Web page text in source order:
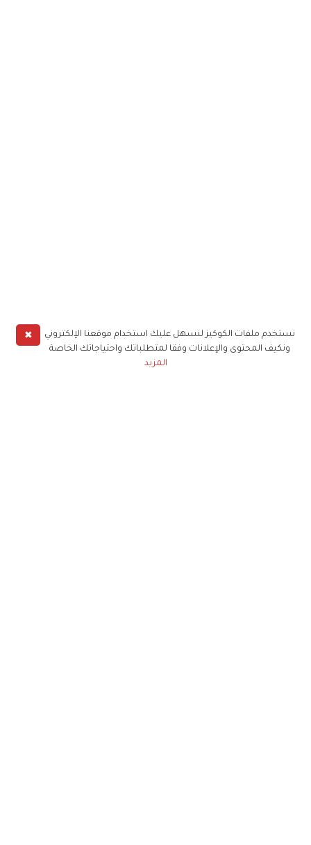
✖
نستخدم ملفات الكوكيز لنسهل عليك استخدام موقعنا الإلكتروني
ونكيف المحتوى والإعلانات وفقا لمتطلباتك واحتياجاتك الخاصة
المزيد